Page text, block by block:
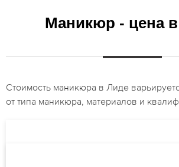
Маникюр - цена
Стоимость маникюра в Лиде
от типа маникюра, материалов и